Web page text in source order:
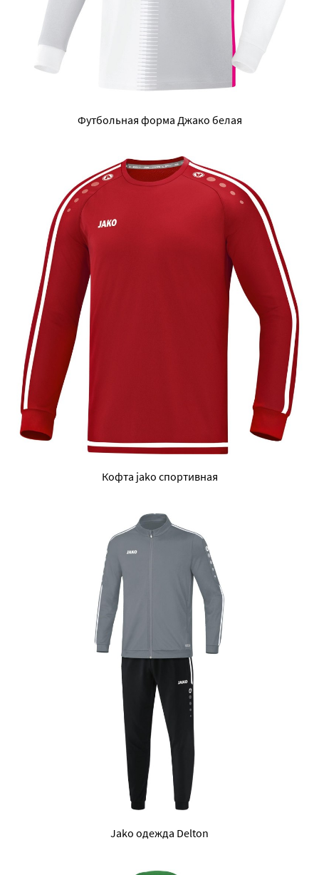
Футбольная форма Джако белая
Кофта jako спортивная
Jako одежда Delton